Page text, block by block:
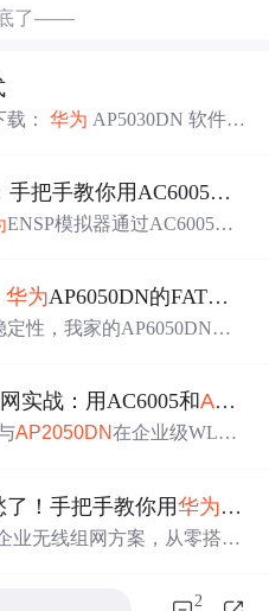
了——
载：华为 AP5030DN 软件下
址（AP默认地址169.254.1.
把手教你用AC6005和
ENSP模拟器通过AC6005和
无线业务配置和常见故障排
程师快速掌握企业无线网
华为AP6050DN的FAT模式改造与家用网络部署
性，我家的AP6050DN连
安全问题 。用了半年后总结
有自动重启功能，建议在
要吐槽的是LED指示灯太
了状态灯，反正有Web管理
实战：用AC6005和AP2050DN
AP2050DN在企业级WLA
的漫游切换，适用于
特别强调直接转发模式与
！手把手教你用华为
业无线组网方案，从零搭建
2